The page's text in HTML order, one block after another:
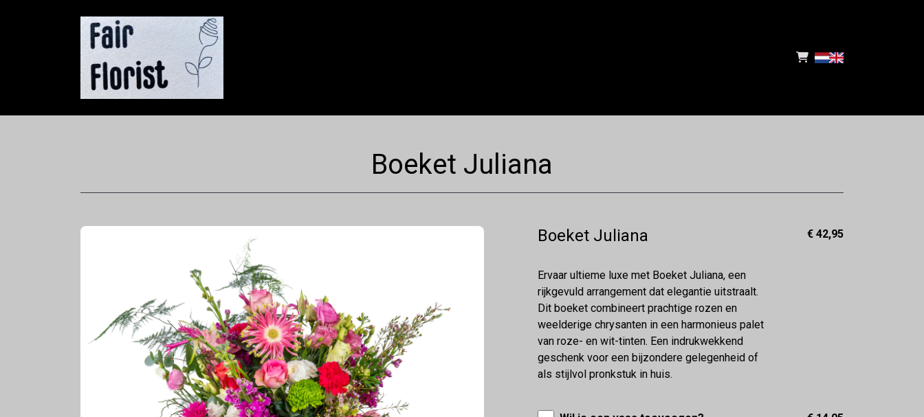
Boeket Juliana
Boeket Juliana
Ervaar ultieme luxe met Boeket Juliana, een
rijkgevuld arrangement dat elegantie uitstraalt.
Dit boeket combineert prachtige rozen en
weelderige chrysanten in een harmonieus palet
van roze- en wit-tinten. Een indrukwekkend
geschenk voor een bijzondere gelegenheid of
als stijlvol pronkstuk in huis.
€ 42,95